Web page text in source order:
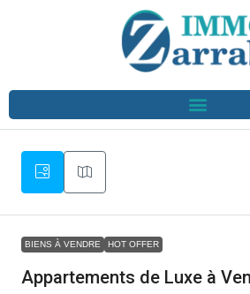
BIENS À VENDRE HOT OFFER
Appartements de Luxe à